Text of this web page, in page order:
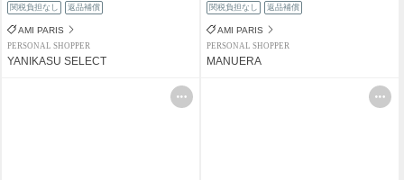
関税負担なし 返品補償
AMI PARIS
PERSONAL SHOPPER
YANIKASU SELECT
関税負担なし 返品補償
AMI PARIS
PERSONAL SHOPPER
MANUERA